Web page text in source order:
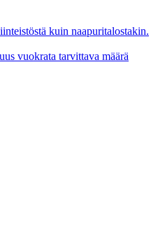
kuin naapuritalostakin.
vuokrata tarvittava määrä